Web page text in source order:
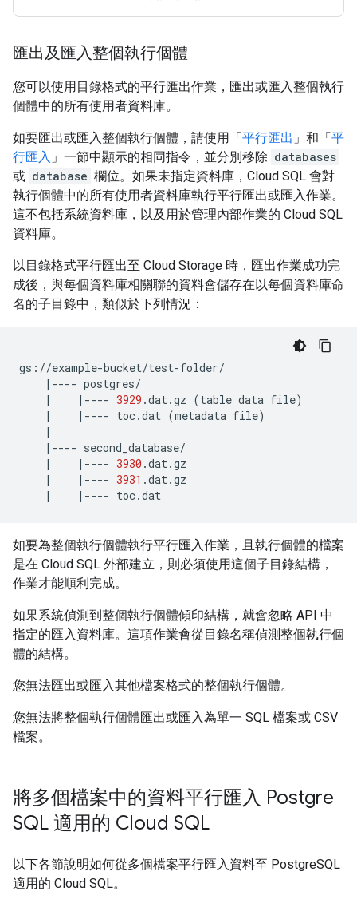
匯出及匯入整個執行個體
您可以使用目錄格式的平行匯出作業，匯出或匯入整個執行
個體中的所有使用者資料庫。
如要匯出或匯入整個執行個體，請使用「平行匯出 」和「平
行匯入 」一節中顯示的相同指令，並分別移除 databases
或 database 欄位。如果未指定資料庫，Cloud SQL 會對
執行個體中的所有使用者資料庫執行平行匯出或匯入作業。
這不包括系統資料庫，以及用於管理內部作業的 Cloud SQL
資料庫。
以目錄格式平行匯出至 Cloud Storage 時，匯出作業成功完
成後，與每個資料庫相關聯的資料會儲存在以每個資料庫命
名的子目錄中，類似於下列情況：
| ----
|
| ---- 3929 .dat.gz (table data file)
|
| ---- toc.dat (metadata file)
|
| ----
|
| ---- 3930
|
| ---- 3931
|
| ---- toc.dat
如要為整個執行個體執行平行匯入作業，且執行個體的檔案
是在 Cloud SQL 外部建立，則必須使用這個子目錄結構，
作業才能順利完成。
如果系統偵測到整個執行個體傾印結構，就會忽略 API 中
指定的匯入資料庫。這項作業會從目錄名稱偵測整個執行個
體的結構。
您無法匯出或匯入其他檔案格式的整個執行個體。
您無法將整個執行個體匯出或匯入為單一 SQL 檔案或 CSV
檔案。
將多個檔案中的資料平行匯入 Postgre
SQL 適用的 Cloud SQL
以下各節說明如何從多個檔案平行匯入資料至 PostgreSQL
適用的 Cloud SQL。